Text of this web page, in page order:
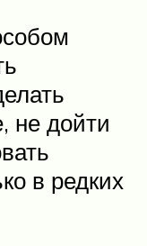
не дойти
в редких